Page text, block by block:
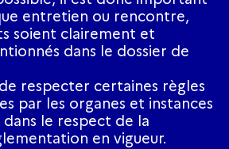
entretien ou rencontre,
soient clairement et
dans le dossier de
respecter certaines règles
par les organes et instances
le respect de la
en vigueur.